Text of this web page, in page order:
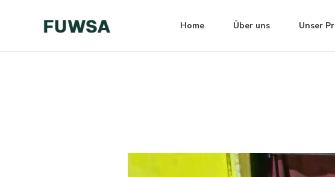
Home Über uns Unser
navigation